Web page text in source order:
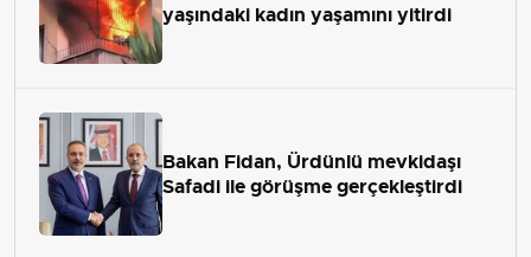
yaşındaki kadın yaşamını yitirdi
Bakan Fidan, Ürdünlü mevkidaşı
Safadi ile görüşme gerçekleştirdi